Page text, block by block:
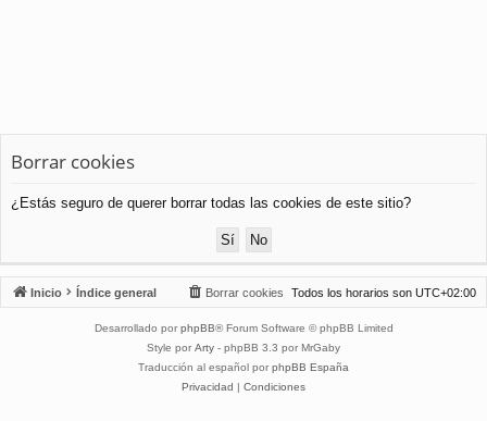
Borrar cookies
¿Estás seguro de querer borrar todas las cookies de este sitio?
Inicio Índice general Todos los horarios son UTC+02:00
Borrar cookies
Desarrollado por phpBB® Forum Software © phpBB Limited
Style por Arty - phpBB 3.3 por MrGaby
Traducción al español por phpBB España
Privacidad | Condiciones